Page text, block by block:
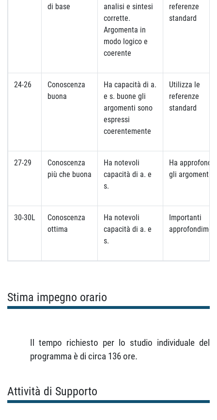
di base
analisi e sintesi
corrette.
Argomenta in
modo logico e
coerente
referenze
standard
24-26
Conoscenza
buona
Ha capacità di a.
e s. buone gli
argomenti sono
espressi
coerentemente
Utilizza le
referenze
standard
27-29
Conoscenza
più che buona
Ha notevoli
capacità di a. e
s.
Ha
gli argomenti
30-30L
Conoscenza
ottima
Ha notevoli
capacità di a. e
s.
Importanti
Stima impegno orario
Il tempo richiesto per lo studio individuale del
programma è di circa 136 ore.
Attività di Supporto